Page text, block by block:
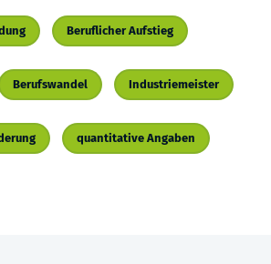
Beruflicher Aufstieg
Berufswandel Industriemeister
quantitative Angaben